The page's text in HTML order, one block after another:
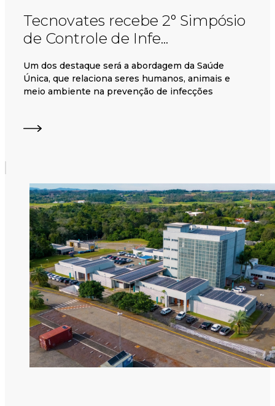
Tecnovates recebe 2° Simpósio
de Controle de Infe...
Um dos destaque será a abordagem da Saúde
Única, que relaciona seres humanos, animais e
meio ambiente na prevenção de infecções